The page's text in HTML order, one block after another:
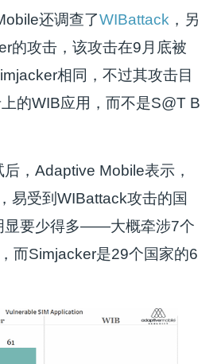
还调查了WIBattack ，另
的攻击，该攻击在9月底被
相同，不过其攻击目
的WIB应用，而不是S@T B
，Adaptive Mobile表示，
易受到WIBattack攻击的国
显要少得多——大概牵涉7个
而Simjacker是29个国家的6